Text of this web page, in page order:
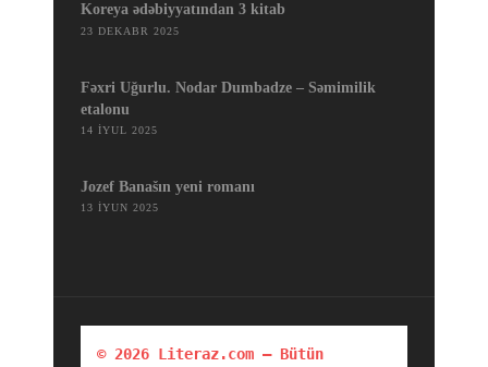
Koreya ədəbiyyatından 3 kitab
23 DEKABR 2025
Fəxri Uğurlu. Nodar Dumbadze – Səmimilik
etalonu
14 İYUL 2025
Jozef Banašın yeni romanı
13 İYUN 2025
© 2026 Literaz.com — Bütün